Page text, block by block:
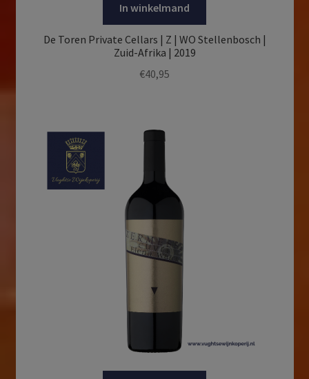
In winkelmand
De Toren Private Cellars | Z | WO Stellenbosch |
Zuid-Afrika | 2019
€40,95